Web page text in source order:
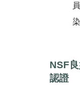
染
NSF
認證